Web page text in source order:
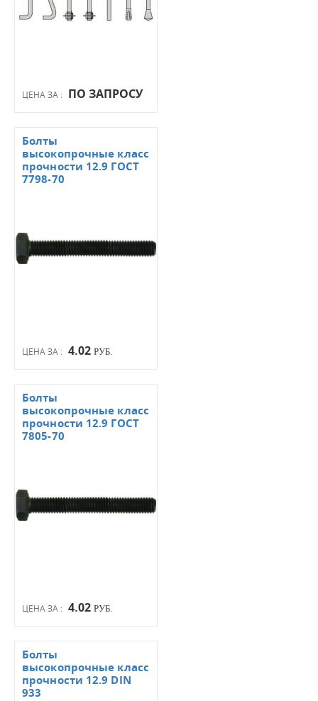
ЦЕНА ЗА : ПО ЗАПРОСУ
ЦЕНА ЗА : 4.02 РУБ.
Болты
высокопрочные класс
прочности 12.9 ГОСТ
7798-70
ЦЕНА ЗА : 4.02 РУБ.
Болты
высокопрочные класс
прочности 12.9 ГОСТ
7805-70
Болты
высокопрочные класс
прочности 12.9 DIN
933